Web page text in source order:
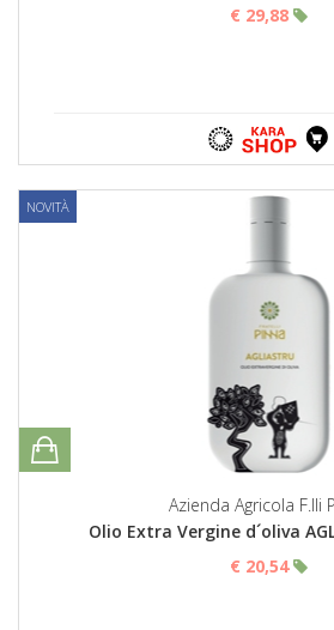
€ 29,88
NOVITÀ
Azienda Agricola F.lli
Olio Extra Vergine d´oliva
€ 20,54